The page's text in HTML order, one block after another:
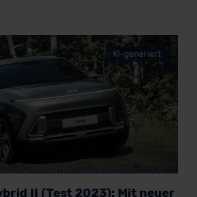
KI-generiert
II (Test 2023): Mit neuer